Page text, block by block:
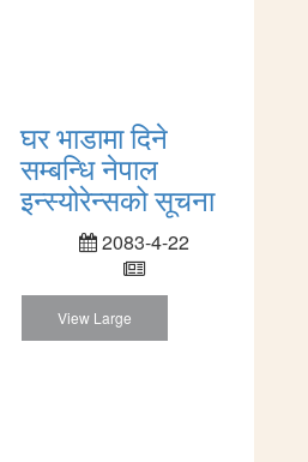
घर भाडामा दिने
सम्बन्धि नेपाल
इन्स्योरेन्सको सूचना
2083-4-22
View Large